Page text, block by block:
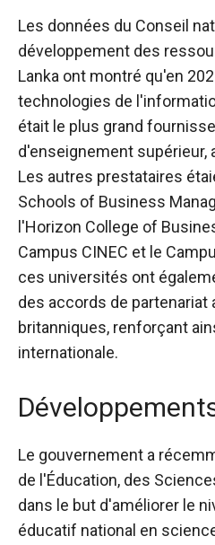
Les données du Conseil
développement des
Lanka ont montré qu'en
technologies de
était le plus grand
d'enseignement supérieur,
Les autres prestataires
Schools of Business
l'Horizon College of
Campus CINEC et le
ces universités ont
des accords de
britanniques, renforçant
internationale.
Le gouvernement a
de l'Éducation, des
dans le but d'améliorer le
éducatif national en